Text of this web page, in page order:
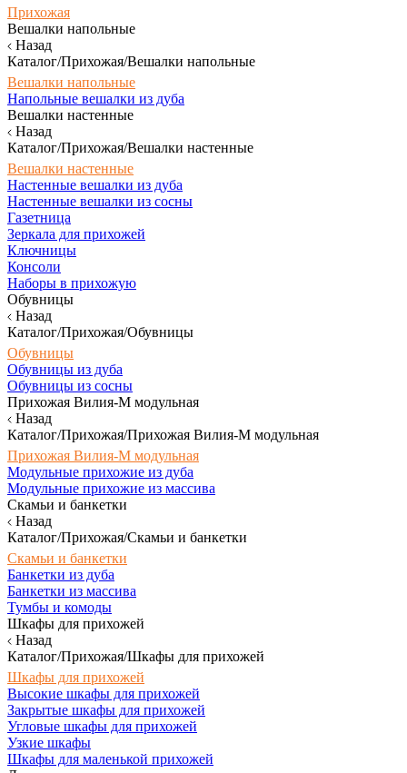
Прихожая
Вешалки напольные
Назад
Каталог/Прихожая/Вешалки напольные
Вешалки напольные
Напольные вешалки из дуба
Вешалки настенные
Назад
Каталог/Прихожая/Вешалки настенные
Вешалки настенные
Настенные вешалки из дуба
Настенные вешалки из сосны
Газетница
Зеркала для прихожей
Ключницы
Консоли
Наборы в прихожую
Обувницы
Назад
Каталог/Прихожая/Обувницы
Обувницы
Обувницы из дуба
Обувницы из сосны
Прихожая Вилия-М модульная
Назад
Каталог/Прихожая/Прихожая Вилия-М модульная
Прихожая Вилия-М модульная
Модульные прихожие из дуба
Модульные прихожие из массива
Скамьи и банкетки
Назад
Каталог/Прихожая/Скамьи и банкетки
Скамьи и банкетки
Банкетки из дуба
Банкетки из массива
Тумбы и комоды
Шкафы для прихожей
Назад
Каталог/Прихожая/Шкафы для прихожей
Шкафы для прихожей
Высокие шкафы для прихожей
Закрытые шкафы для прихожей
Угловые шкафы для прихожей
Узкие шкафы
Шкафы для маленькой прихожей